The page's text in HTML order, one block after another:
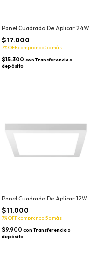
Panel Cuadrado De Aplicar 24W
$17.000
7% OFFcomprando 5 o más
$15.300 con Transferencia o
depósito
Panel Cuadrado De Aplicar 12W
$11.000
7% OFFcomprando 5 o más
$9.900 con Transferencia o
depósito